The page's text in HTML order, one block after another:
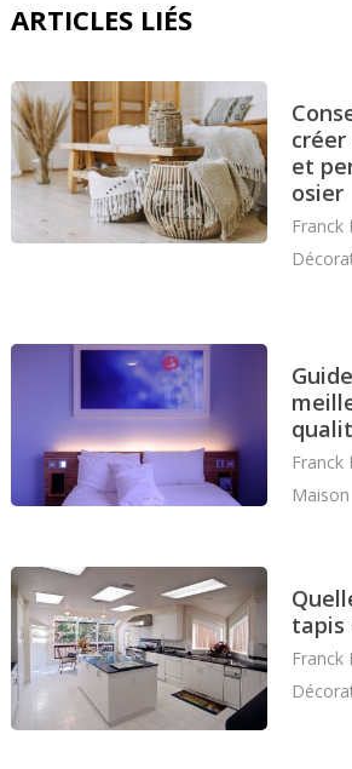
ARTICLES LIÉS
créer
et
osier
Franck
Franck
Maison
tapis
Franck